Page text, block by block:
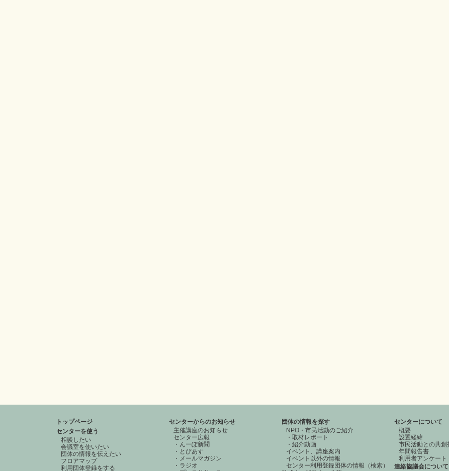
トップページ
センターを使う
相談したい
会議室を使いたい
団体の情報を伝えたい
フロアマップ
利用団体登録をする
センターからのお知らせ
主催講座のお知らせ
センター広報
・んーぽ新聞
・とぴあす
・メールマガジン
・ラジオ
団体の情報を探す
NPO・市民活動のご紹介
・取材レポート
・紹介動画
イベント、講座案内
イベント以外の情報
センター利用登録団体の情報（検索）
センターについて
概要
設置経緯
市民活動との共創
年間報告書
利用者アンケート
連絡協議会について